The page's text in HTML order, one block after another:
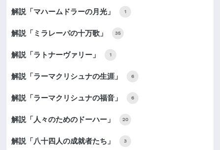
解説「マハームドラーの月光」 1
解説「ミラレーパの十万歌」 35
解説「ラトナーヴァリー」 1
解説「ラーマクリシュナの生涯」 6
解説「ラーマクリシュナの福音」 6
解説「人々のためのドーハー」 20
解説「八十四人の成就者たち」 3